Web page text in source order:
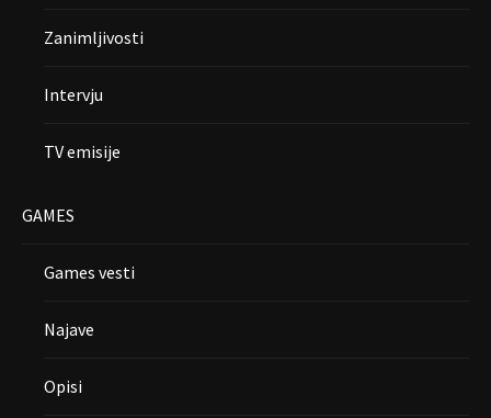
Zanimljivosti
Intervju
TV emisije
GAMES
Games vesti
Najave
Opisi